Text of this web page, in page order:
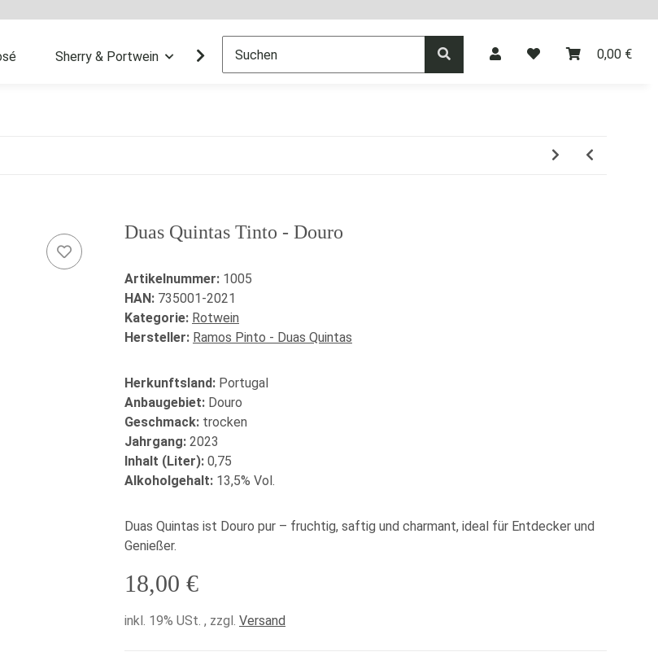
0,00 €
Sherry & Portwein Sekt & Champagner Spirituosen
Duas Quintas Tinto - Douro
Artikelnummer: 1005
HAN: 735001-2021
Kategorie: Rotwein
Hersteller: Ramos Pinto - Duas Quintas
Herkunftsland: Portugal
Anbaugebiet: Douro
Geschmack: trocken
Jahrgang: 2023
Inhalt (Liter): 0,75
Alkoholgehalt: 13,5% Vol.
Duas Quintas ist Douro pur – fruchtig, saftig und charmant, ideal für Entdecker und
Genießer.
18,00 €
inkl. 19% USt. , zzgl. Versand